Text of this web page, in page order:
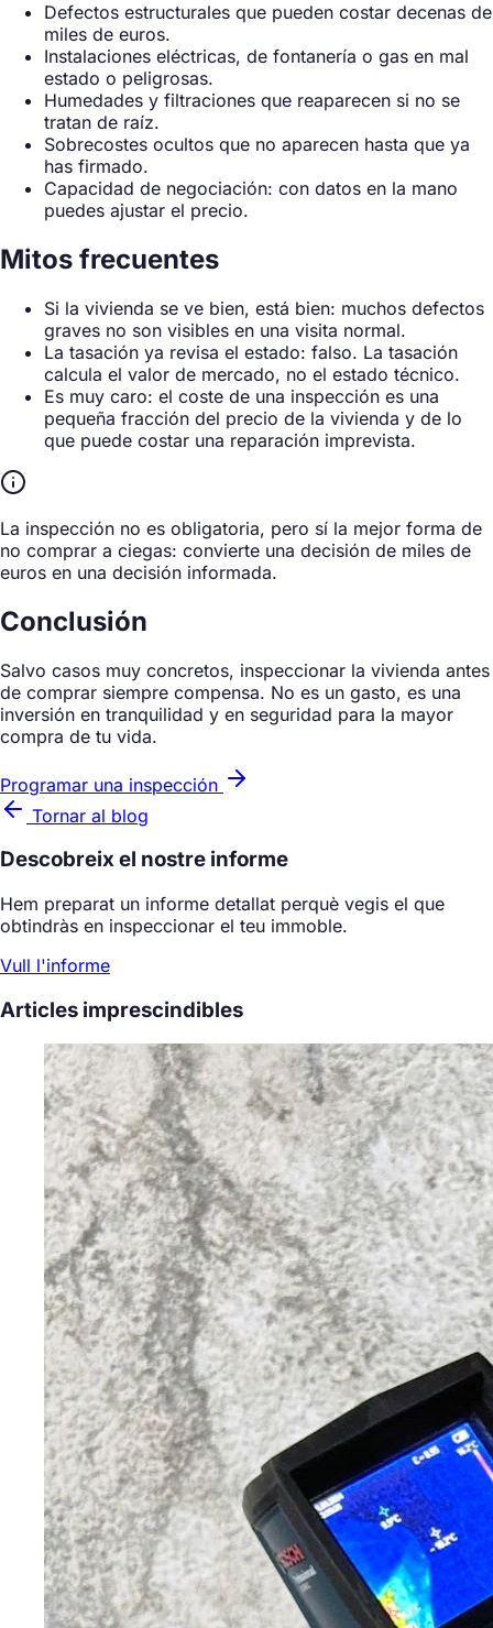
Defectos estructurales que pueden costar decenas de
miles de euros.
Instalaciones eléctricas, de fontanería o gas en mal
estado o peligrosas.
Humedades y filtraciones que reaparecen si no se
tratan de raíz.
Sobrecostes ocultos que no aparecen hasta que ya
has firmado.
Capacidad de negociación: con datos en la mano
puedes ajustar el precio.
Mitos frecuentes
Si la vivienda se ve bien, está bien: muchos defectos
graves no son visibles en una visita normal.
La tasación ya revisa el estado: falso. La tasación
calcula el valor de mercado, no el estado técnico.
Es muy caro: el coste de una inspección es una
pequeña fracción del precio de la vivienda y de lo
que puede costar una reparación imprevista.
La inspección no es obligatoria, pero sí la mejor forma de
no comprar a ciegas: convierte una decisión de miles de
euros en una decisión informada.
Conclusión
Salvo casos muy concretos, inspeccionar la vivienda antes
de comprar siempre compensa. No es un gasto, es una
inversión en tranquilidad y en seguridad para la mayor
compra de tu vida.
Programar una inspección
Tornar al blog
Descobreix el nostre informe
Hem preparat un informe detallat perquè vegis el que
obtindràs en inspeccionar el teu immoble.
Vull l'informe
Articles imprescindibles